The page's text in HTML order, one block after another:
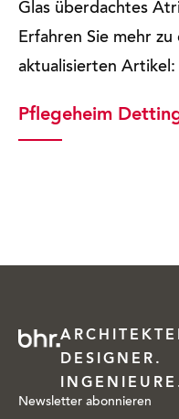
Glas überdachtes
Erfahren Sie mehr
aktualisierten Artikel:
Pflegeheim
DESIGNER.
Newsletter abonnieren